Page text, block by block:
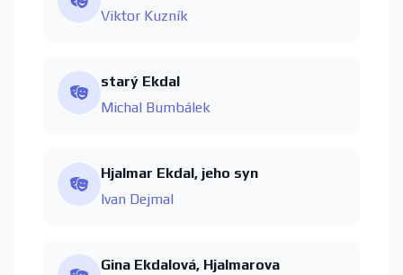
Viktor Kuzník
starý Ekdal
Michal Bumbálek
Hjalmar Ekdal, jeho syn
Ivan Dejmal
Gina Ekdalová, Hjalmarova